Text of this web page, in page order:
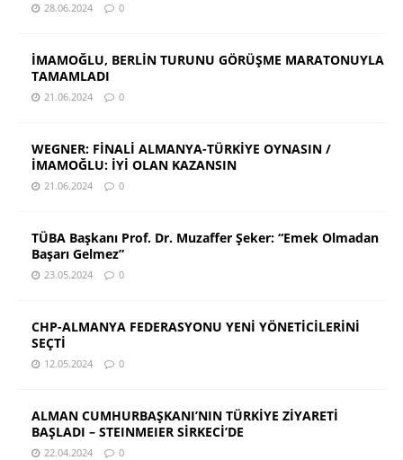
28.06.2024 0
İMAMOĞLU, BERLİN TURUNU GÖRÜŞME MARATONUYLA
TAMAMLADI
21.06.2024 0
WEGNER: FİNALİ ALMANYA-TÜRKİYE OYNASIN /
İMAMOĞLU: İYİ OLAN KAZANSIN
21.06.2024 0
TÜBA Başkanı Prof. Dr. Muzaffer Şeker: “Emek Olmadan
Başarı Gelmez”
23.05.2024 0
CHP-ALMANYA FEDERASYONU YENİ YÖNETİCİLERİNİ
SEÇTİ
12.05.2024 0
ALMAN CUMHURBAŞKANI’NIN TÜRKİYE ZİYARETİ
BAŞLADI – STEINMEIER SİRKECİ’DE
22.04.2024 0